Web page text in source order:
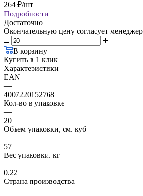
264 ₽/шт
Подробности
Достаточно
Окончательную цену согласует менеджер
В корзину
Купить в 1 клик
Характеристики
EAN
—
4007220152768
Кол-во в упаковке
—
20
Объем упаковки, см. куб
—
57
Вес упаковки. кг
—
0.22
Страна производства
—